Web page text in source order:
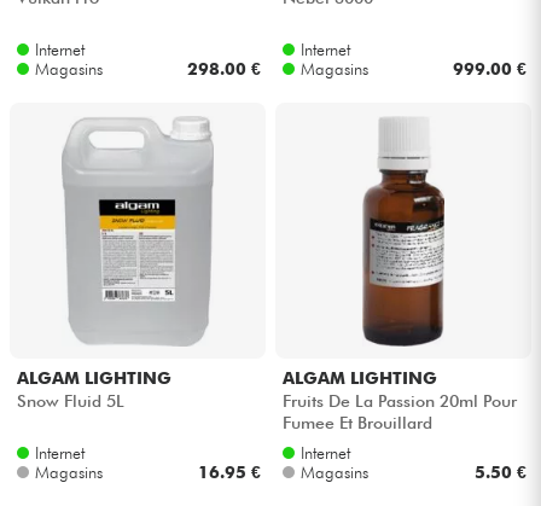
Internet
Magasins
298.00 €
Internet
Magasins
999.00 €
ALGAM LIGHTING
Snow Fluid 5L
Internet
Magasins
16.95 €
ALGAM LIGHTING
Fruits De La Passion 20ml Pour
Fumee Et Brouillard
Internet
Magasins
5.50 €